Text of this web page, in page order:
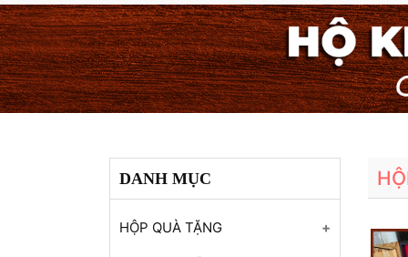
DANH MỤC
HỘP QUÀ TẶNG